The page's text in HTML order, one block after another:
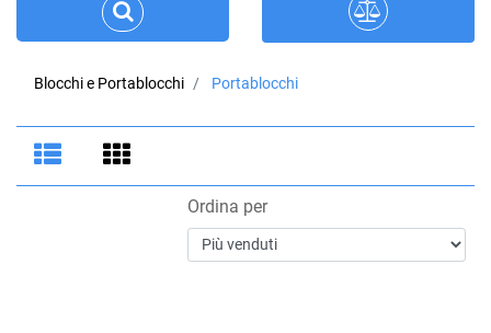
Blocchi e Portablocchi Portablocchi
Ordina per